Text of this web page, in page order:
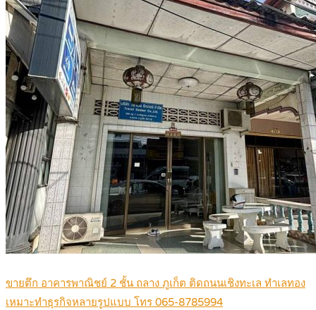
ขายตึก อาคารพาณิชย์ 2 ชั้น ถลาง ภูเก็ต ติดถนนเชิงทะเล ทำเลทอง
เหมาะทำธุรกิจหลายรูปแบบ โทร 065-8785994